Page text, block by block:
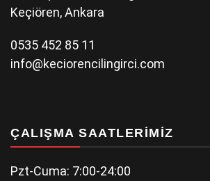
Keçiören, Ankara
0535 452 85 11
info@keciorencilingirci.com
ÇALIŞMA SAATLERIMIZ
Pzt-Cuma: 7:00-24:00